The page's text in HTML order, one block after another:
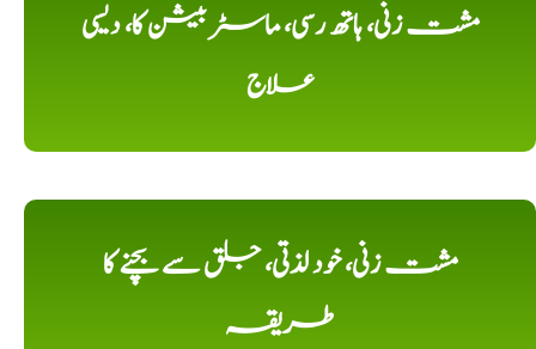
مشت زنی، ہاتھ رسی، ماسٹر بیشن کا، دیسی
علاج
مشت زنی، خود لذتی، جلق سے بچنے کا
طریقہ